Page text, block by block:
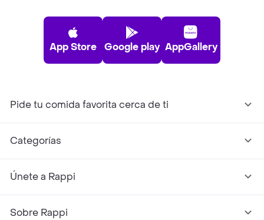
App Store Google play AppGallery
Pide tu comida favorita cerca de ti
Categorías
Únete a Rappi
Sobre Rappi